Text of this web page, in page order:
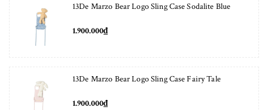
13De Marzo Bear Logo Sling Case Sodalite Blue
1.900.000₫
13De Marzo Bear Logo Sling Case Fairy Tale
1.900.000₫